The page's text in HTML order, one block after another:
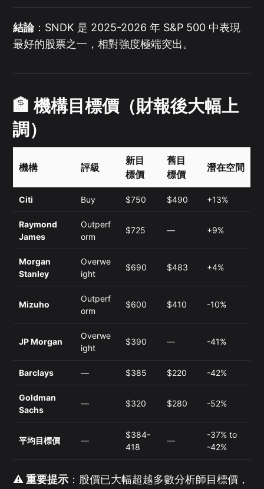
結論：SNDK 是 2025-2026 年 S&P 500 中表現
最好的股票之一，相對強度極端突出。
🏦 機構目標價（財報後大幅上
調）
機構 評級
新目
標價
舊目
標價
潛在空間
Citi Buy $750 $490 +13%
Raymond
James
Outperf
orm
$725 — +9%
Morgan
Stanley
Overwe
ight
$690 $483 +4%
Mizuho
Outperf
orm
$600 $410 -10%
JP Morgan
Overwe
ight
$390 — -41%
Barclays — $385 $220 -42%
Goldman
Sachs
— $320 $280 -52%
平均目標價 —
$384-
418
—
-37% to
-42%
⚠️ 重要提示 ：股價已大幅超越多數分析師目標價，